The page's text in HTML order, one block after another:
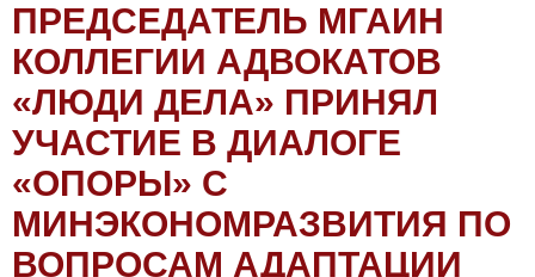
ПРЕДСЕДАТЕЛЬ МГАИН
КОЛЛЕГИИ АДВОКАТОВ
«ЛЮДИ ДЕЛА» ПРИНЯЛ
УЧАСТИЕ В ДИАЛОГЕ
«ОПОРЫ» С
МИНЭКОНОМРАЗВИТИЯ ПО
ВОПРОСАМ АДАПТАЦИИ